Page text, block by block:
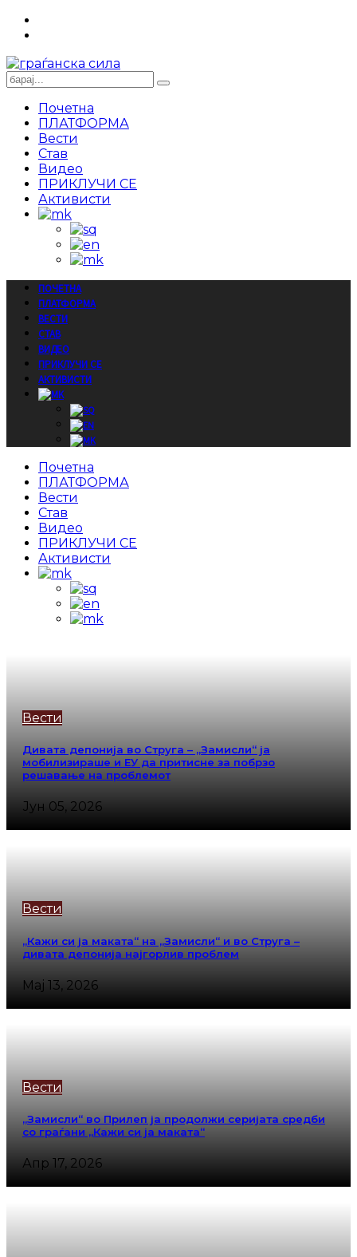
Почетна
ПЛАТФОРМА
Вести
Став
Видео
ПРИКЛУЧИ СЕ
Активисти
ПОЧЕТНА
ПЛАТФОРМА
ВЕСТИ
СТАВ
ВИДЕО
ПРИКЛУЧИ СЕ
АКТИВИСТИ
Почетна
ПЛАТФОРМА
Вести
Став
Видео
ПРИКЛУЧИ СЕ
Активисти
Вести
Дивата депонија во Струга – „Замисли“ ја
мобилизираше и ЕУ да притисне за побрзо
решавање на проблемот
Јун 05, 2026
Вести
„Кажи си ја маката“ на „Замисли“ и во Струга –
дивата депонија најгорлив проблем
Мај 13, 2026
Вести
„Замисли“ во Прилеп ја продолжи серијата средби
со граѓани „Кажи си ја маката“
Апр 17, 2026